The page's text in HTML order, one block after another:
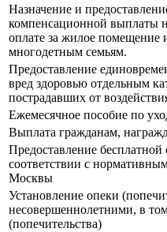
Назначение и
компенсационной выплаты
оплате за жилое помещение
многодетным семьям.
Предоставление
вред здоровью отдельным
пострадавших от
Ежемесячное пособие по
Выплата гражданам,
Предоставление
соответствии с
Москвы
Установление опеки
несовершеннолетними, в
(попечительства)